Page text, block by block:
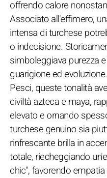
offrendo calore
Associato all'effimero,
intensa di turchese
o indecisione.
simboleggiava purezza
guarigione ed
Pesci, queste tonalità
civiltà azteca e maya,
elevato e ornando
turchese genuino sia
rinfrescante brilla in
totale, riecheggiando
chic", favorendo